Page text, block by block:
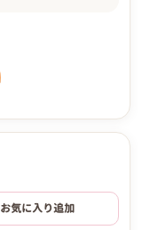
お気に入り追加